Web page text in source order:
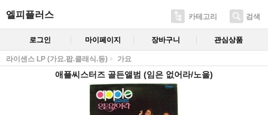
엘피플러스 카테고리 검색
로그인 마이페이지 장바구니 관심상품
라이센스 LP (가요.팝.클래식.등) 가요
애플씨스터즈 골든앨범 (임은 없어라/노을)